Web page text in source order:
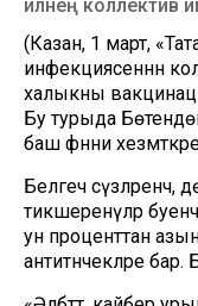
илнең коллектив
(Казан, 1 март,
инфекциясеннән
халыкны
Бу турыда
баш фәнни
Белгеч сүзләренчә,
тикшеренүләр
ун проценттан
антитәнчекләре